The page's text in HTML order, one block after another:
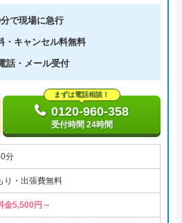
で現場に急行
・キャンセル料無料
話・メール受付
まずは電話相談！
0120-960-358
受付時間 24時間
分
り・出張費無料
金5,500円～